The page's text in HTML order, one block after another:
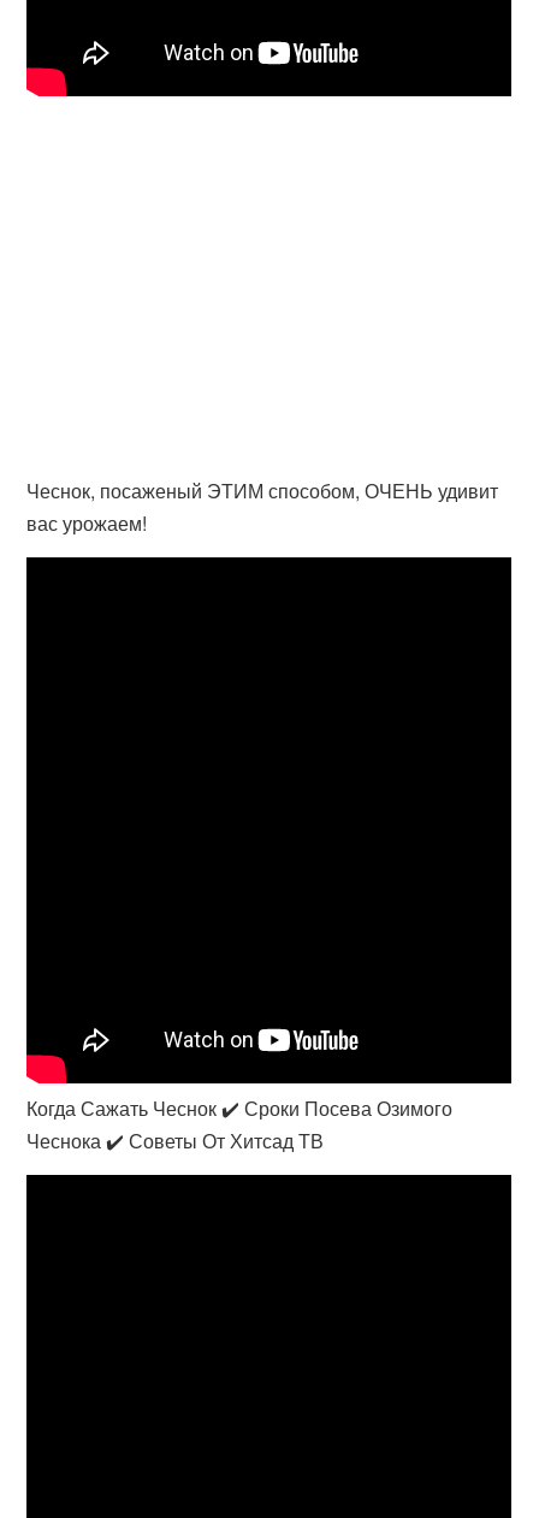
Чеснок, посаженый ЭТИМ способом, ОЧЕНЬ удивит
вас урожаем!
Когда Сажать Чеснок ✔️ Сроки Посева Озимого
Чеснока ✔️ Советы От Хитсад ТВ